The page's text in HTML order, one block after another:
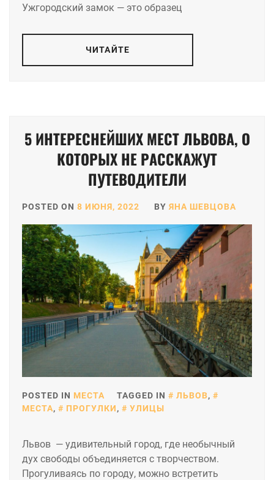
Ужгородский замок — это образец
ЧИТАЙТЕ
5 ИНТЕРЕСНЕЙШИХ МЕСТ ЛЬВОВА, О
КОТОРЫХ НЕ РАССКАЖУТ
ПУТЕВОДИТЕЛИ
POSTED ON 8 ИЮНЯ, 2022 BY ЯНА ШЕВЦОВА
POSTED IN МЕСТА TAGGED IN ЛЬВОВ,
МЕСТА, ПРОГУЛКИ, УЛИЦЫ
Львов — удивительный город, где необычный
дух свободы объединяется с творчеством.
Прогуливаясь по городу, можно встретить